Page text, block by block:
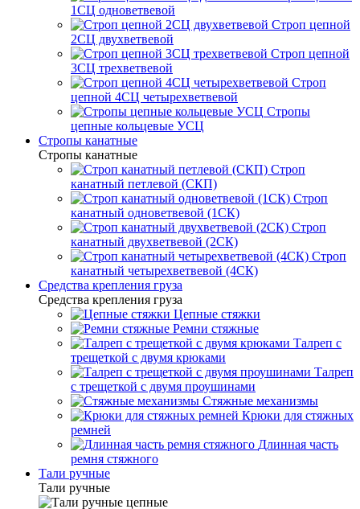
1СЦ одноветвевой
Строп цепной
2СЦ двухветвевой
Строп цепной
3СЦ трехветвевой
Строп
цепной 4СЦ четырехветвевой
Стропы
цепные кольцевые УСЦ
Стропы канатные
Стропы канатные
Строп
канатный петлевой (СКП)
Строп
канатный одноветвевой (1СК)
Строп
канатный двухветвевой (2СК)
Строп
канатный четырехветвевой (4СК)
Средства крепления груза
Средства крепления груза
Цепные стяжки
Ремни стяжные
Талреп с
трещеткой с двумя крюками
Талреп
с трещеткой с двумя проушинами
Стяжные механизмы
Крюки для стяжных
ремней
Длинная часть
ремня стяжного
Тали ручные
Тали ручные